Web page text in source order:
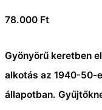
78.000 Ft
Gyönyörű keretben
alkotás az 1940-50-
állapotban.